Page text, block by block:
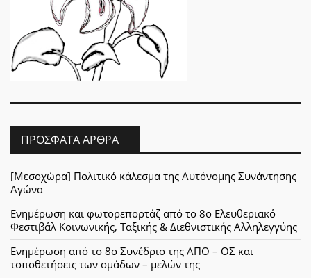
ΠΡΌΣΦΑΤΑ ΆΡΘΡΑ
[Μεσοχώρα] Πολιτικό κάλεσμα της Αυτόνομης Συνάντησης
Αγώνα
Ενημέρωση και φωτορεπορτάζ από το 8ο Ελευθεριακό
Φεστιβάλ Κοινωνικής, Ταξικής & Διεθνιστικής Αλληλεγγύης
Ενημέρωση από το 8ο Συνέδριο της ΑΠΟ – ΟΣ και
τοποθετήσεις των ομάδων – μελών της